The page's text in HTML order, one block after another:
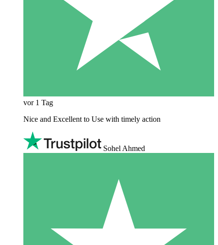
vor 1 Tag
Nice and Excellent to Use with timely action
Sohel Ahmed